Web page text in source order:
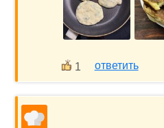
1 ответить